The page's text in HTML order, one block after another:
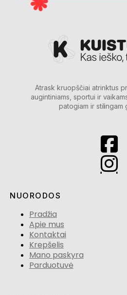
Atrask kruopščiai atrinktus
augintiniams, sportui ir
patogiam ir stilingam
NUORODOS
Pradžia
Apie mus
Kontaktai
Krepšelis
Mano paskyra
Parduotuvė